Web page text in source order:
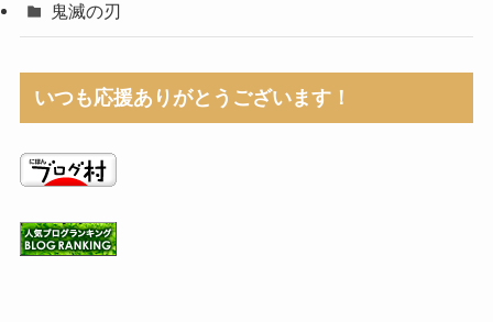
鬼滅の刃
いつも応援ありがとうございます！